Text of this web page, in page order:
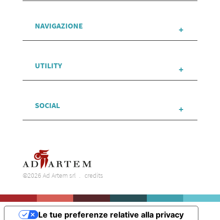
NAVIGAZIONE
UTILITY
SOCIAL
©2026 Ad Artem srl credits
Le tue preferenze relative alla privacy